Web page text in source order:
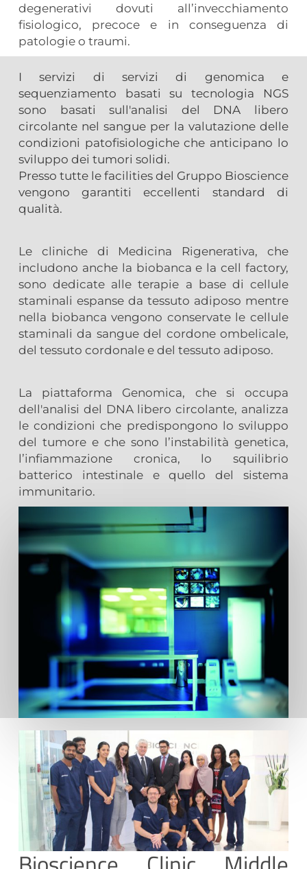
degenerativi dovuti all’invecchiamento
fisiologico, precoce e in conseguenza di
patologie o traumi.
I servizi di servizi di genomica e
sequenziamento basati su tecnologia NGS
sono basati sull'analisi del DNA libero
circolante nel sangue per la valutazione delle
condizioni patofisiologiche che anticipano lo
sviluppo dei tumori solidi.
Presso tutte le facilities del Gruppo Bioscience
vengono garantiti eccellenti standard di
qualità.
Le cliniche di Medicina Rigenerativa, che
includono anche la biobanca e la cell factory,
sono dedicate alle terapie a base di cellule
staminali espanse da tessuto adiposo mentre
nella biobanca vengono conservate le cellule
staminali da sangue del cordone ombelicale,
del tessuto cordonale e del tessuto adiposo.
La piattaforma Genomica, che si occupa
dell'analisi del DNA libero circolante, analizza
le condizioni che predispongono lo sviluppo
del tumore e che sono l’instabilità genetica,
l’infiammazione cronica, lo squilibrio
batterico intestinale e quello del sistema
immunitario.